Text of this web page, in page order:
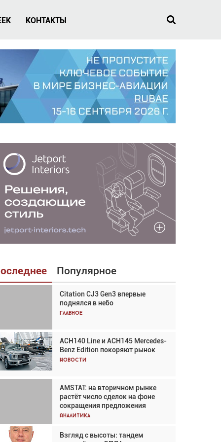
КОНТАКТЫ
Популярное
Citation CJ3 Gen3 впервые
поднялся в небо
Главное
ACH140 Line и ACH145 Mercedes-
Benz Edition покоряют рынок
Новости
AMSTAT: на вторичном рынке
растёт число сделок на фоне
сокращения предложения
Аналитика
Взгляд с высоты: тандем
Взгляд с высоты: тандем
вертолётов и БПЛА в
спасательных операциях
Авиационный фотограф Дэйв
Кох: «Фотография говорит сама
за себя... а ИИ всё портит»
В городах чемпионата мира
наблюдался подъём, хотя
общий трафик снизился
Аналитика
Частный самолёт – это актив.